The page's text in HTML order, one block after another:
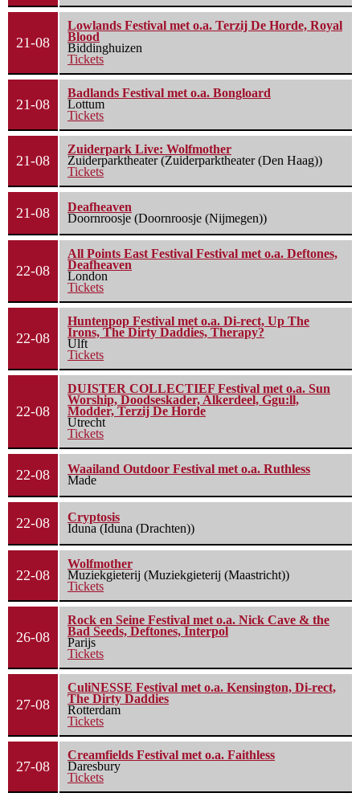
21-08
Lowlands Festival met o.a. Terzij De Horde, Royal
Blood
Biddinghuizen
Tickets
21-08
Badlands Festival met o.a. Bongloard
Lottum
Tickets
21-08
Zuiderpark Live: Wolfmother
Zuiderparktheater (Zuiderparktheater (Den Haag))
Tickets
21-08
Deafheaven
Doornroosje (Doornroosje (Nijmegen))
22-08
All Points East Festival Festival met o.a. Deftones,
Deafheaven
London
Tickets
22-08
Huntenpop Festival met o.a. Di-rect, Up The
Irons, The Dirty Daddies, Therapy?
Ulft
Tickets
22-08
DUISTER COLLECTIEF Festival met o.a. Sun
Worship, Doodseskader, Alkerdeel, Ggu:ll,
Modder, Terzij De Horde
Utrecht
Tickets
22-08
Waailand Outdoor Festival met o.a. Ruthless
Made
22-08
Cryptosis
Iduna (Iduna (Drachten))
22-08
Wolfmother
Muziekgieterij (Muziekgieterij (Maastricht))
Tickets
26-08
Rock en Seine Festival met o.a. Nick Cave & the
Bad Seeds, Deftones, Interpol
Parijs
Tickets
27-08
CuliNESSE Festival met o.a. Kensington, Di-rect,
The Dirty Daddies
Rotterdam
Tickets
27-08
Creamfields Festival met o.a. Faithless
Daresbury
Tickets